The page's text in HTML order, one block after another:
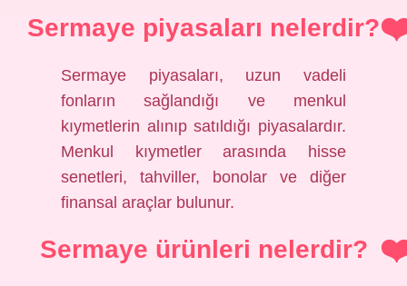
Sermaye piyasaları nelerdir?
Sermaye piyasaları, uzun vadeli
fonların sağlandığı ve menkul
kıymetlerin alınıp satıldığı piyasalardır.
Menkul kıymetler arasında hisse
senetleri, tahviller, bonolar ve diğer
finansal araçlar bulunur.
Sermaye ürünleri nelerdir?